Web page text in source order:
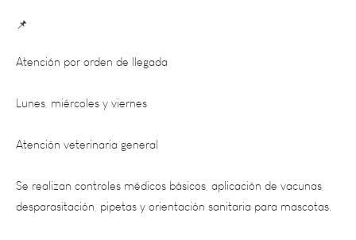
Atención por orden de llegada
Lunes, miércoles y viernes
Atención veterinaria general
Se realizan controles médicos básicos, aplicación de vacunas,
desparasitación, pipetas y orientación sanitaria para mascotas.
Martes y jueves